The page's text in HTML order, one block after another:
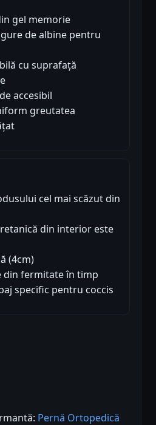
gel memorie
de albine pentru
cu suprafață
accesibil
greutatea
cel mai scăzut din
din interior este
(4cm)
din fermitate în timp
specific pentru coccis
Pernă Ortopedică